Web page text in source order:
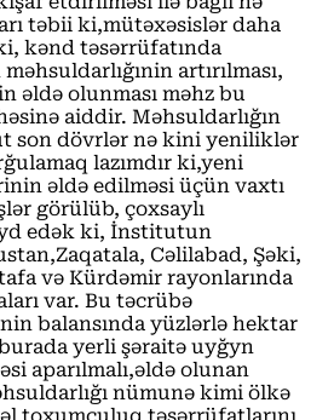
təbii ki,mütəxəsislər daha
kənd təsərrüfatında
artırılması,
əldə olunması məhz bu
aiddir. Məhsuldarlığın
son dövrlər nə kini yeniliklər
lazımdır ki,yeni
əldə edilməsi üçün vaxtı
görülüb, çoxsaylı
edək ki, İnstitutun
Cəlilabad, Şəki,
və Kürdəmir rayonlarında
var. Bu təcrübə
balansında yüzlərlə hektar
yerli şəraitə uyğyn
aparılmalı,əldə olunan
nümunə kimi ölkə